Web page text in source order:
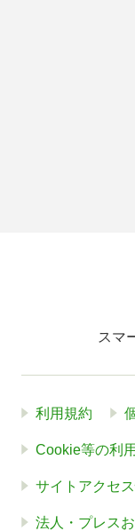
スマ
利用規約
Cookie等の利
サイトアクセ
法人・プレス